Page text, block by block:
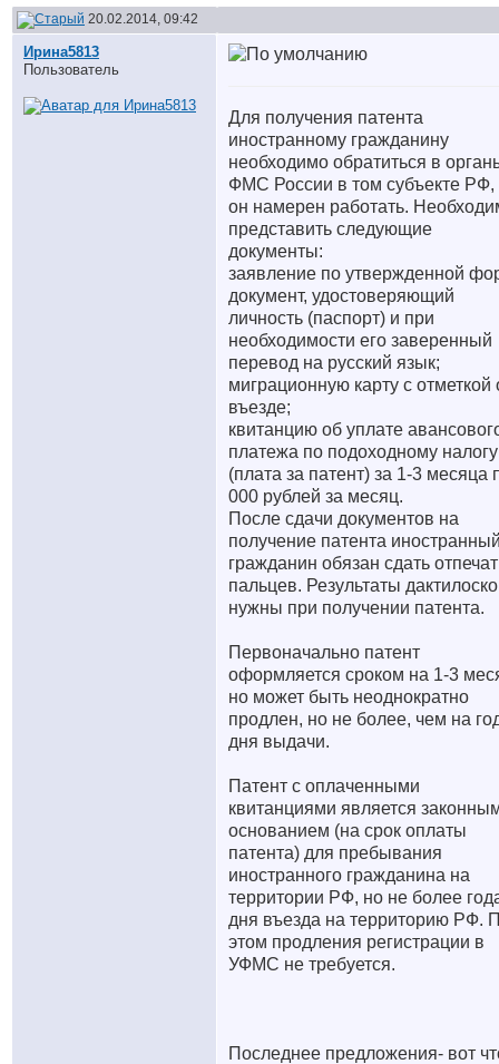
20.02.2014, 09:42
Ирина5813
Пользователь
Для получения патента
иностранному гражданину
необходимо обратиться в
ФМС России в том субъекте РФ,
он намерен работать.
представить следующие
документы:
заявление по утвержденной
документ, удостоверяющий
личность (паспорт) и при
необходимости его заверенный
перевод на русский язык;
миграционную карту с отметкой
въезде;
квитанцию об уплате
платежа по подоходному налогу
(плата за патент) за 1-3 месяца
000 рублей за месяц.
После сдачи документов на
получение патента
гражданин обязан сдать
пальцев. Результаты
нужны при получении патента.
Первоначально патент
оформляется сроком на 1-3
но может быть неоднократно
продлен, но не более, чем на
дня выдачи.
Патент с оплаченными
квитанциями является
основанием (на срок оплаты
патента) для пребывания
иностранного гражданина на
территории РФ, но не более
дня въезда на территорию РФ.
этом продления регистрации в
УФМС не требуется.
Последнее предложения- вот